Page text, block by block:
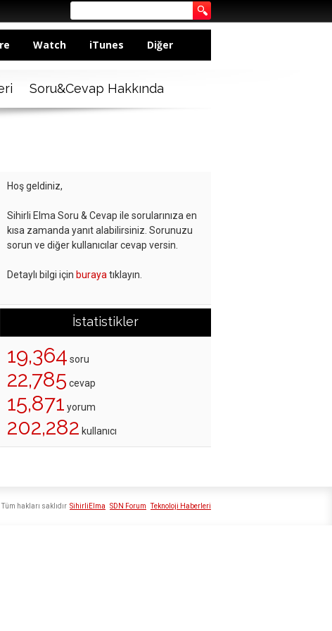
Watch iTunes Diğer
Soru&Cevap Hakkında
Hoş geldiniz,
Sihirli Elma Soru & Cevap ile sorularınıza en
kısa zamanda yanıt alabilirsiniz. Sorunuzu
sorun ve diğer kullanıcılar cevap versin.
Detaylı bilgi için buraya tıklayın.
İstatistikler
19,364 soru
22,785 cevap
15,871 yorum
202,282 kullanıcı
SihirliElma SDN Forum Teknoloji Haberleri
hakları saklıdır